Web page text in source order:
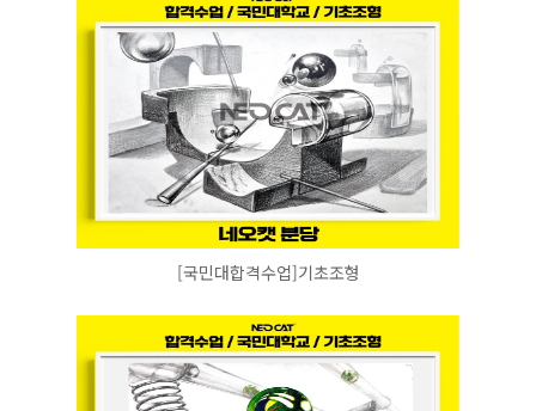
[국민대합격수업]기초조형